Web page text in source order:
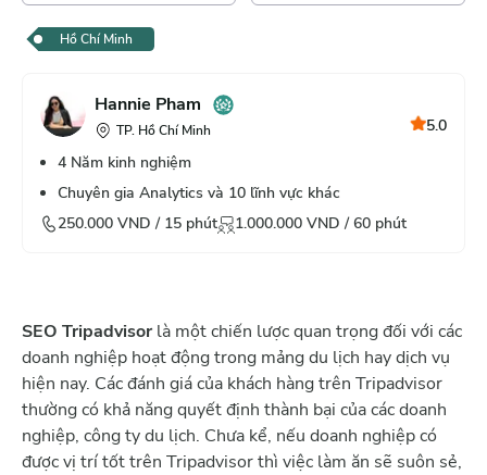
Hồ Chí Minh
Hannie Pham
TP. Hồ Chí Minh
5.0
4 Năm kinh nghiệm
Chuyên gia Analytics và 10 lĩnh vực khác
250.000 VND / 15 phút 1.000.000 VND /60 phút
SEO Tripadvisor là một chiến lược quan trọng đối với các
doanh nghiệp hoạt động trong mảng du lịch hay dịch vụ
hiện nay. Các đánh giá của khách hàng trên Tripadvisor
thường có khả năng quyết định thành bại của các doanh
nghiệp, công ty du lịch. Chưa kể, nếu doanh nghiệp có
được vị trí tốt trên Tripadvisor thì việc làm ăn sẽ suôn sẻ,